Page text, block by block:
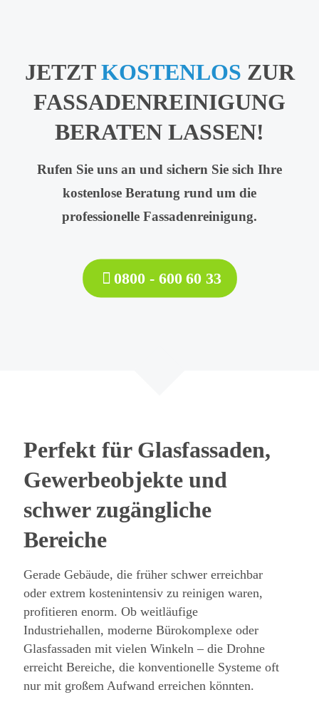
JETZTKOSTENLOS ZUR
FASSADENREINIGUNG
BERATEN LASSEN!
Rufen Sie uns an und sichern Sie sich Ihre
kostenlose Beratung rund um die
professionelle Fassadenreinigung.
0800 - 600 60 33
Perfekt für Glasfassaden,
Gewerbeobjekte und
schwer zugängliche
Bereiche
Gerade Gebäude, die früher schwer erreichbar
oder extrem kostenintensiv zu reinigen waren,
profitieren enorm. Ob weitläufige
Industriehallen, moderne Bürokomplexe oder
Glasfassaden mit vielen Winkeln – die Drohne
erreicht Bereiche, die konventionelle Systeme oft
nur mit großem Aufwand erreichen könnten.